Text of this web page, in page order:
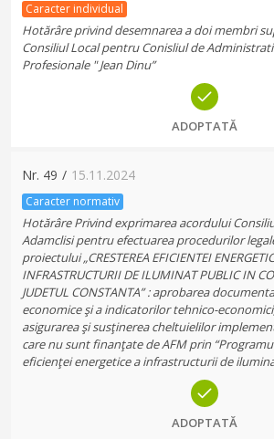
Caracter individual
Hotărâre privind desemnarea a doi membri
Consiliul Local pentru Conisliul de
Profesionale " Jean Dinu”
ADOPTATĂ
Nr. 49 / 15.11.2024
Caracter normativ
Hotărâre Privind exprimarea acordului
Adamclisi pentru efectuarea procedurilor
proiectului „CRESTEREA EFICIENTEI
INFRASTRUCTURII DE ILUMINAT PUBLIC IN
JUDETUL CONSTANTA” : aprobarea
economice şi a indicatorilor tehnico-
asigurarea şi susţinerea cheltuielilor
care nu sunt finanţate de AFM prin
eficienţei energetice a infrastructurii de
ADOPTATĂ